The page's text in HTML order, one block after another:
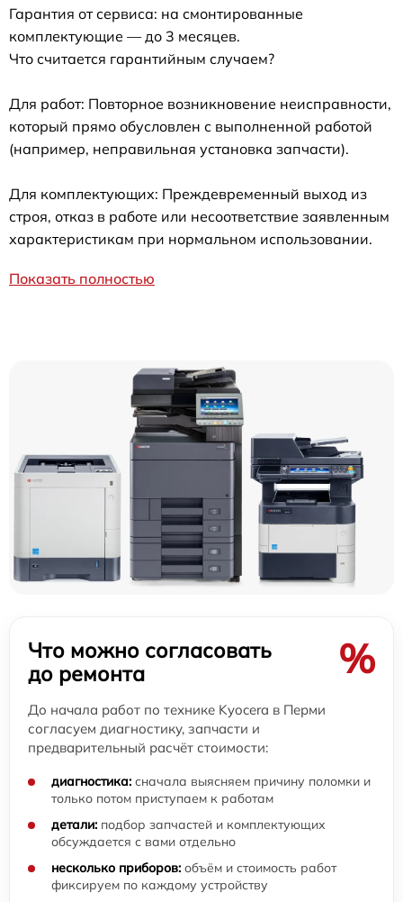
Гарантия от сервиса: на смонтированные
комплектующие — до 3 месяцев.
Что считается гарантийным случаем?
Для работ: Повторное возникновение неисправности,
который прямо обусловлен с выполненной работой
(например, неправильная установка запчасти).
Для комплектующих: Преждевременный выход из
строя, отказ в работе или несоответствие заявленным
характеристикам при нормальном использовании.
Показать полностью
Что можно согласовать
до ремонта
%
До начала работ по технике Kyocera в Перми
согласуем диагностику, запчасти и
предварительный расчёт стоимости:
диагностика: сначала выясняем причину поломки и
только потом приступаем к работам
детали: подбор запчастей и комплектующих
обсуждается с вами отдельно
несколько приборов: объём и стоимость работ
фиксируем по каждому устройству